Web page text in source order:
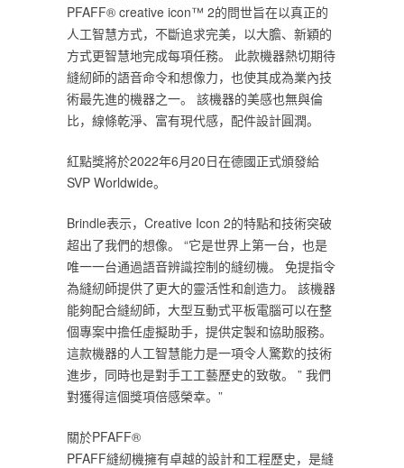
PFAFF® creative icon™ 2的問世旨在以真正的
人工智慧方式，不斷追求完美，以大膽、新穎的
方式更智慧地完成每項任務。 此款機器熱切期待
縫紉師的語音命令和想像力，也使其成為業內技
術最先進的機器之一。 該機器的美感也無與倫
比，線條乾淨、富有現代感，配件設計圓潤。
紅點獎將於2022年6月20日在德國正式頒發給
SVP Worldwide。
Brindle表示，Creative Icon 2的特點和技術突破
超出了我們的想像。 “它是世界上第一台，也是
唯一一台通過語音辨識控制的縫纫機。 免提指令
為縫紉師提供了更大的靈活性和創造力。 該機器
能夠配合縫紉師，大型互動式平板電腦可以在整
個專案中擔任虛擬助手，提供定製和協助服務。
這款機器的人工智慧能力是一項令人驚歎的技術
進步，同時也是對手工工藝歷史的致敬。 ” 我們
對獲得這個獎項倍感榮幸。”
關於PFAFF®
PFAFF縫紉機擁有卓越的設計和工程歷史，是縫